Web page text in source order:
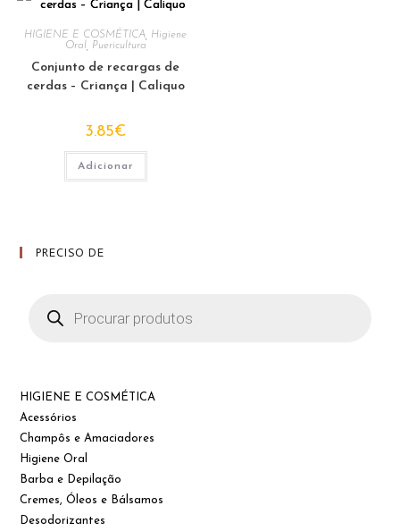
HIGIENE E COSMÉTICA Higiene
Oral, Puericultura
Conjunto de recargas de
cerdas – Criança | Caliquo
3.85€
Adicionar
PRECISO DE
search
HIGIENE E COSMÉTICA
Acessórios
Champôs e Amaciadores
Higiene Oral
Barba e Depilação
Cremes, Óleos e Bálsamos
Desodorizantes